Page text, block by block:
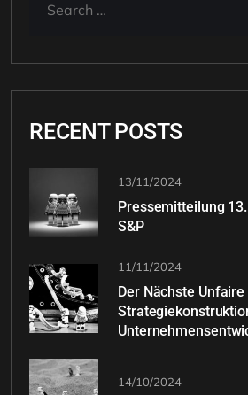
RECENT POSTS
13/11/2024
Pressemitteilung
S&P
11/11/2024
Der Nächste
14/10/2024